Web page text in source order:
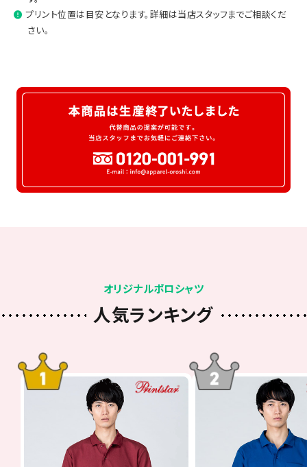
プリント位置は目安となります。詳細は当店スタッフまでご相談くだ
さい。
オリジナルポロシャツ
人気ランキング